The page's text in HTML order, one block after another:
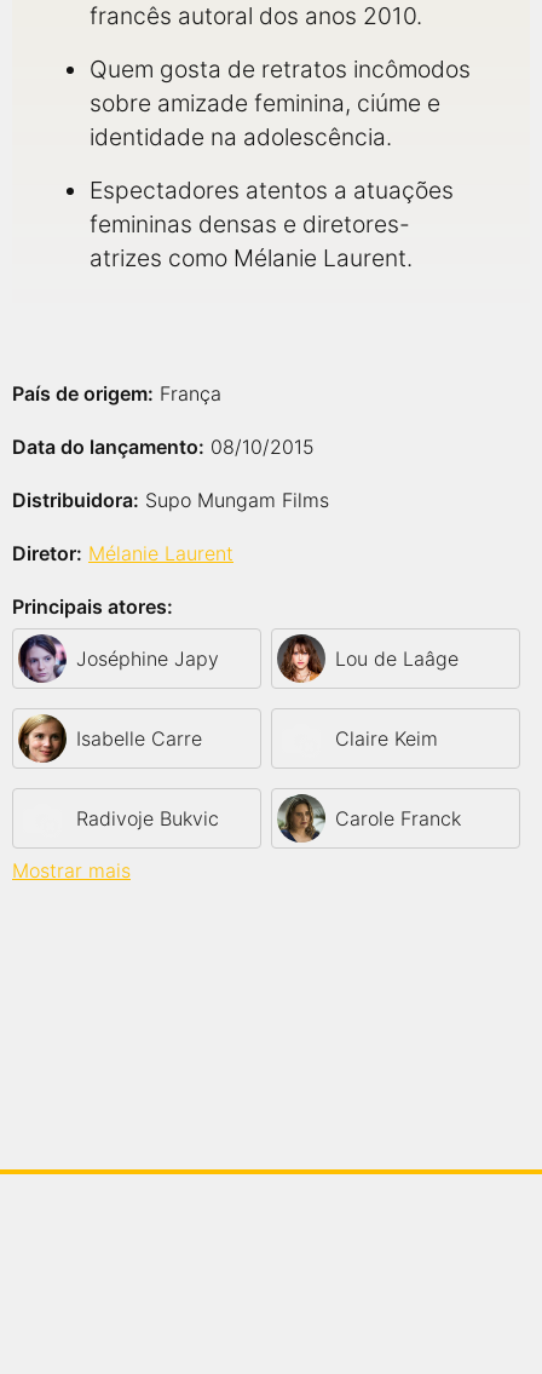
francês autoral dos anos 2010.
Quem gosta de retratos incômodos
sobre amizade feminina, ciúme e
identidade na adolescência.
Espectadores atentos a atuações
femininas densas e diretores-
atrizes como Mélanie Laurent.
País de origem: França
Data do lançamento: 08/10/2015
Distribuidora: Supo Mungam Films
Diretor: Mélanie Laurent
Principais atores:
Joséphine Japy Lou de Laâge
Isabelle Carre Claire Keim
Radivoje Bukvic Carole Franck
Mostrar mais